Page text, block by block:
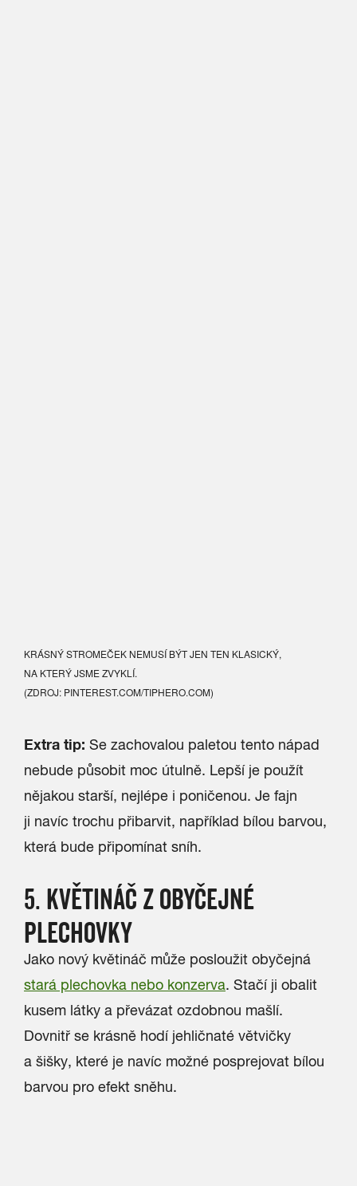
KRÁSNÝ STROMEČEK NEMUSÍ BÝT JEN TEN KLASICKÝ,
NA KTERÝ JSME ZVYKLÍ.
(ZDROJ: PINTEREST.COM/TIPHERO.COM)
Extra tip: Se zachovalou paletou tento nápad
nebude působit moc útulně. Lepší je použít
nějakou starší, nejlépe i poničenou. Je fajn
ji navíc trochu přibarvit, například bílou barvou,
která bude připomínat sníh.
5. KVĚTINÁČ Z OBYČEJNÉ
PLECHOVKY
Jako nový květináč může posloužit obyčejná
stará plechovka nebo konzerva. Stačí ji obalit
kusem látky a převázat ozdobnou mašlí.
Dovnitř se krásně hodí jehličnaté větvičky
a šišky, které je navíc možné posprejovat bílou
barvou pro efekt sněhu.